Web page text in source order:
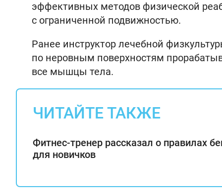
эффективных методов физической
с ограниченной подвижностью.
Ранее инструктор лечебной
по неровным поверхностям
все мышцы тела.
ЧИТАЙТЕ ТАКЖЕ
Фитнес-тренер рассказал о правилах
для новичков